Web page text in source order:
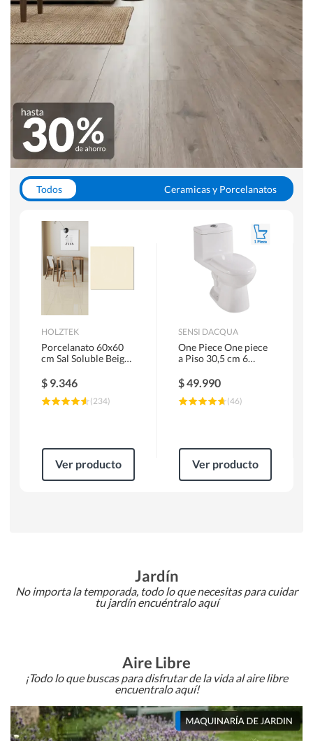
Todos
Ceramicas y Porcelanatos
WC y Sanitarios
Pisos Flotantes y Laminados
Pinturas
HOLZTEK
Porcelanato 60x60
cm Sal Soluble Beige
$ 9.346
(234)
Ver producto
SENSI DACQUA
One Piece One piece
a Piso 30,5 cm 6
$49.990
(46)
Ver producto
Jardín
No importa la temporada, todo lo que necesitas para cuidar
tu jardín encuéntralo aquí
Aire Libre
¡Todo lo que buscas para disfrutar de la vida al aire libre
encuentralo aquí!